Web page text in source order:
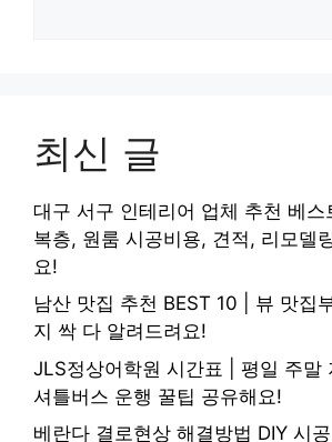
최신 글
대구 서구 인테리어 업체 추천 베
복층, 원룸 시공비용, 견적, 리모델
요!
남산 맛집 추천 BEST 10 | 뷰 맛집
지 싹 다 알려드려요!
JLS정상어학원 시간표 | 평일 주말
셔틀버스 운행 꿀팁 공유해요!
베란다 결로현상 해결방법 DIY 시